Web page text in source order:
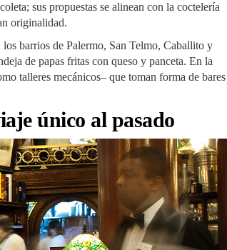
sus propuestas se alinean con la coctelería
originalidad.
barrios de Palermo, San Telmo, Caballito y
de papas fritas con queso y panceta. En la
talleres mecánicos– que toman forma de bares
único al pasado